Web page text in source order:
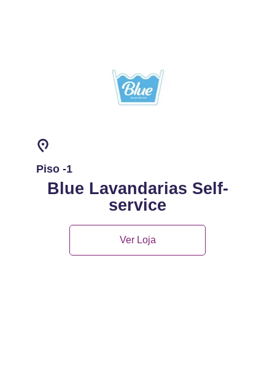
Piso -1
Blue Lavandarias Self-
service
Ver Loja